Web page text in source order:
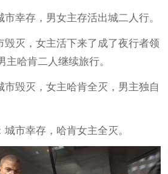
幸存，男女主存活出城二人行。
灭，女主活下来了成了夜行者领
哈肯二人继续旅行。
毁灭，女主哈肯全灭，男主独自
市幸存，哈肯女主全灭。